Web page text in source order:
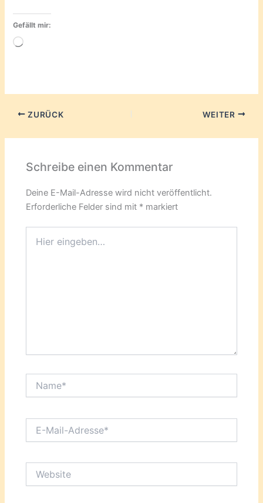
Gefällt mir:
Wird
ZURÜCK WEITER
Schreibe einen Kommentar
Deine E-Mail-Adresse wird nicht veröffentlicht.
Erforderliche Felder sind mit * markiert
eingeben…
Mail-